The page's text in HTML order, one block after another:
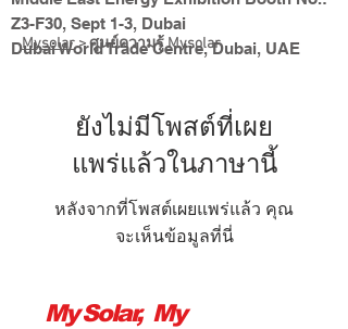
Z3-F30, Sept 1-3, Dubai
Dubai World Trade Centre, Dubai, UAE
Mysolar> ศูนย์ความรู้ Mysolar
ยังไม่มีโพสต์ที่เผย
แพร่แล้วในภาษานี้
หลังจากที่โพสต์เผยแพร่แล้ว คุณ
จะเห็นข้อมูลที่นี่
My Solar, My